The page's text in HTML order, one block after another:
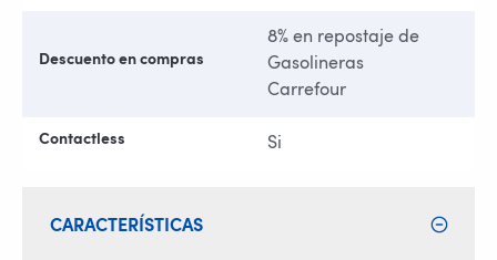
Descuento en compras
8% en repostaje de
Gasolineras
Carrefour
Contactless Si
CARACTERÍSTICAS